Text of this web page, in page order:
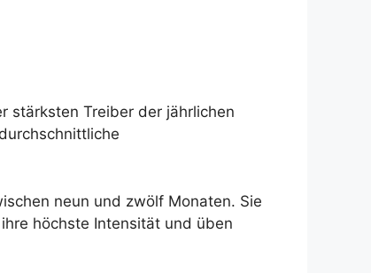
stärksten Treiber der jährlichen
neun und zwölf Monaten. Sie
höchste Intensität und üben